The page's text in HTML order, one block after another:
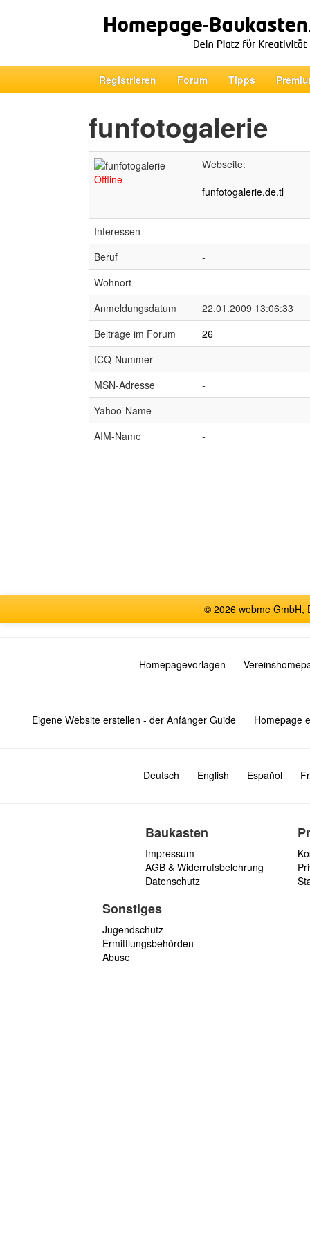
Registrieren Forum Tipps
funfotogalerie
Offline
Webseite:
funfotogalerie.de.tl
Interessen
-
Beruf
-
Wohnort
-
Anmeldungsdatum
22.01.2009 13:06:33
Beiträge im Forum
26
ICQ-Nummer
-
MSN-Adresse
-
Yahoo-Name
-
AIM-Name
-
© 2026 webme GmbH,
Homepagevorlagen
Eigene Website erstellen - der Anfänger Guide Homepage
Deutsch English Español
Baukasten
Impressum
AGB & Widerrufsbelehrung
Datenschutz
Sonstiges
Jugendschutz
Ermittlungsbehörden
Abuse